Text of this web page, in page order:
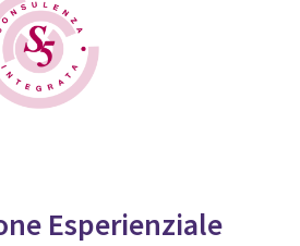
Esperienziale